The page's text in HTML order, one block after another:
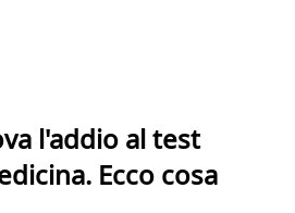
l'addio al test
Ecco cosa